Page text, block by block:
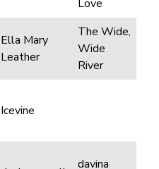
Love
Ella Mary
Leather
The Wide,
Wide
River
Icevine
davina